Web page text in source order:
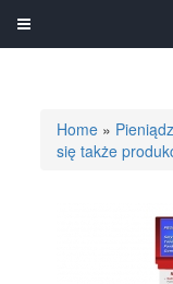
Home »
się także